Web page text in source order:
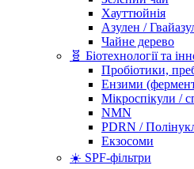
Хауттюйнія
Азулен /
Чайне дерево
🧬 Біотехнології та
Пробіотики,
Ензими
Мікроспікули /
NMN
PDRN /
Екзосоми
☀️ SPF-фільтри